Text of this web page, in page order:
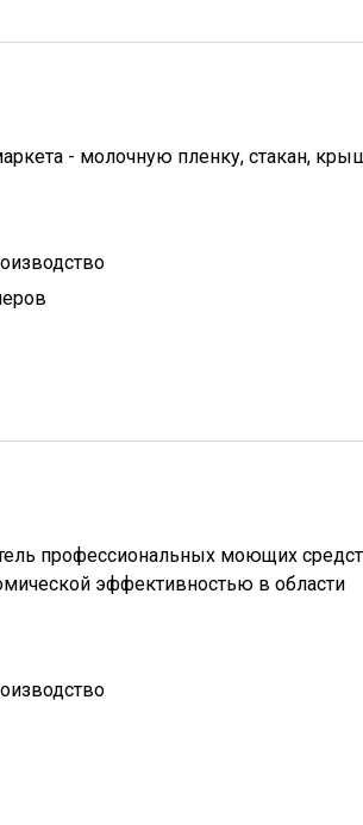
- молочную пленку, стакан,
профессиональных моющих
эффективностью в области